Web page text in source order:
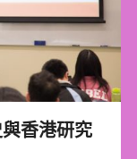
香港研究